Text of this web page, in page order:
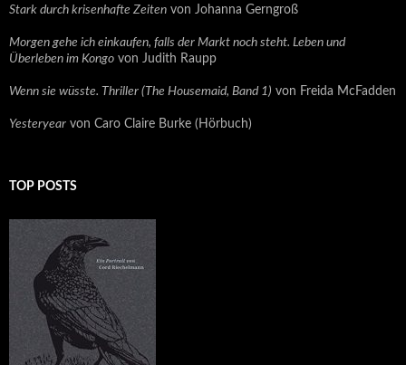
Stark durch krisenhafte Zeiten von Johanna Gerngroß
Morgen gehe ich einkaufen, falls der Markt noch steht. Leben und
Überleben im Kongo von Judith Raupp
Wenn sie wüsste. Thriller (The Housemaid, Band 1) von Freida McFadden
Yesteryear von Caro Claire Burke (Hörbuch)
TOP POSTS